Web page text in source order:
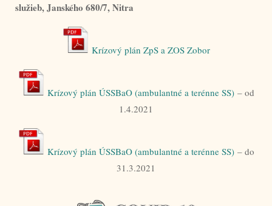
služieb, Janského 680/7, Nitra
Krízový plán ZpS a ZOS Zobor
Krízový plán ÚSSBaO (ambulantné a terénne SS) – od
1.4.2021
Krízový plán ÚSSBaO (ambulantné a terénne SS) – do
31.3.2021